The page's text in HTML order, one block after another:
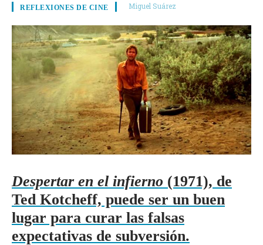
REFLEXIONES DE CINE Miguel Suárez
Despertar en el infierno (1971), de
Ted Kotcheff, puede ser un buen
lugar para curar las falsas
expectativas de subversión.